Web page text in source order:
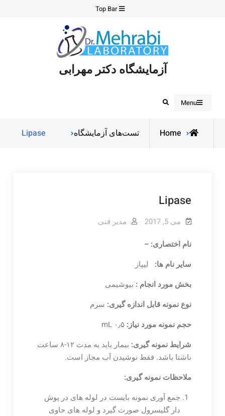
Top Bar
آزمایشگاه دکتر مهرابی
Menu
Search
Home تست‌های آزمایشگاه Lipase
Lipase
می 5, 2017 مدیر فنی
نام اختصاری: –
سایر نام ها: لیپاز
بخش مورد انجام : بیوشیمی
نوع نمونه قابل اندازه گیری: سرم
حجم نمونه مورد نیاز: ۰٫۵ mL
شرایط نمونه گیری:
بيمار بايد به مدت ۱۲-۸ ساعت
ناشتا باشد. فقط نوشيدن آب مجاز است.
ملاحظات نمونه گیری:
جمع آوری نمونه بایست در لوله های در پوش
دار گلیسرول صورت گیرد و لوله های حاوی